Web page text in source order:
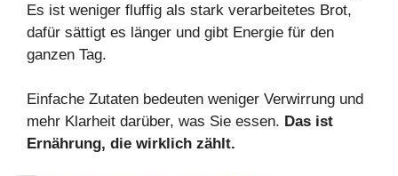
Es ist weniger fluffig als stark verarbeitetes Brot,
dafür sättigt es länger und gibt Energie für den
ganzen Tag.
Einfache Zutaten bedeuten weniger Verwirrung und
mehr Klarheit darüber, was Sie essen. Das ist
Ernährung, die wirklich zählt.